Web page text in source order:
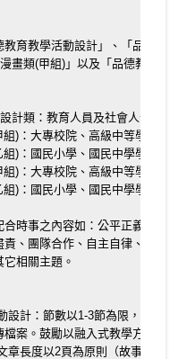
育教學活動設計」、「品德
畫類(甲組)」以及「品德教育
計類：教育人員及社會人士。
)：大專校院、高級中等學校(
)：國民小學、國民中學學生。
)：大專校院、高級中等學校(
)：國民小學、國民中學學生。
合時事之內容如：公平正義、
、團隊合作、自主自律、主
相關主題。
設計：節數以1-3節為限，投
案。鼓勵以融入式教學方式
章長度以2頁為原則（故事內